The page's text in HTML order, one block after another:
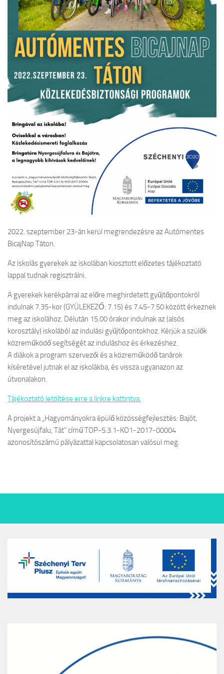
2022. szeptember 23-án kerül megrendezésre az Autómentes
BicajNap Táton.
Az iskolás gyerekek az iskolában kiosztott előzetes tájékoztató
lappal tudnak regisztrálni.
A gyerekek kerékpárral az előre meghirdetett gyűjtőpontokról
indulnak 7.35-kor (GYÜLEKEZŐ: 7.15) és 7.45-7.50 között érkeznek
meg az iskolához. Délután 15.00 órakor indulnak az (alsós
korosztály) iskolából az indulási gyűjtőpontokhoz. Kérjük a szülők
közreműködő segítségét az induláshoz és érkezéshez.
A diákok a program szervezői és a közreműködő tanárok
kíséretével jutnak el az iskolákba, és vissza ugyanazon az
útvonalakon.
Tájékoztató letöltése erre a linkre kattintva.
A projekt a „Hagyományokra épülő közösségfejlesztés: Bajót,
Nyergesújfalu, Tát” című TOP-5.3.1-KO1-2017-00004
azonosítószámú pályázattal kapcsolatosan valósul meg.